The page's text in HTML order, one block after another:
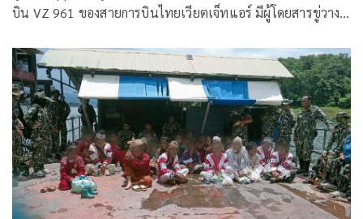
บิน VZ 961 ของสายการบินไทยเวียตเจ็ทแอร์ มีผู้โดยสารขู่วาง